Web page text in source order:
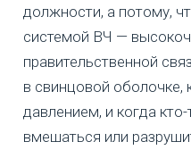
должности, а потому,
системой ВЧ —
правительственной
в свинцовой оболочке,
давлением, и когда
вмешаться или